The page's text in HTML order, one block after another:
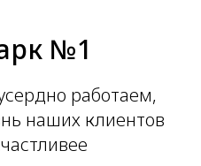
№1
работаем,
наших клиентов